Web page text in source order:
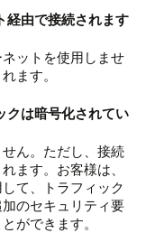
由で接続されます
ットを使用しませ
ます。
は暗号化されてい
ん。ただし、接続
ます。お客様は、
て、トラフィック
のセキュリティ要
ができます。